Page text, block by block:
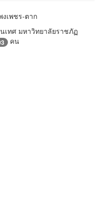
เพชร-ตาก
เทศ มหาวิทยาลัยราชภัฏ
คน